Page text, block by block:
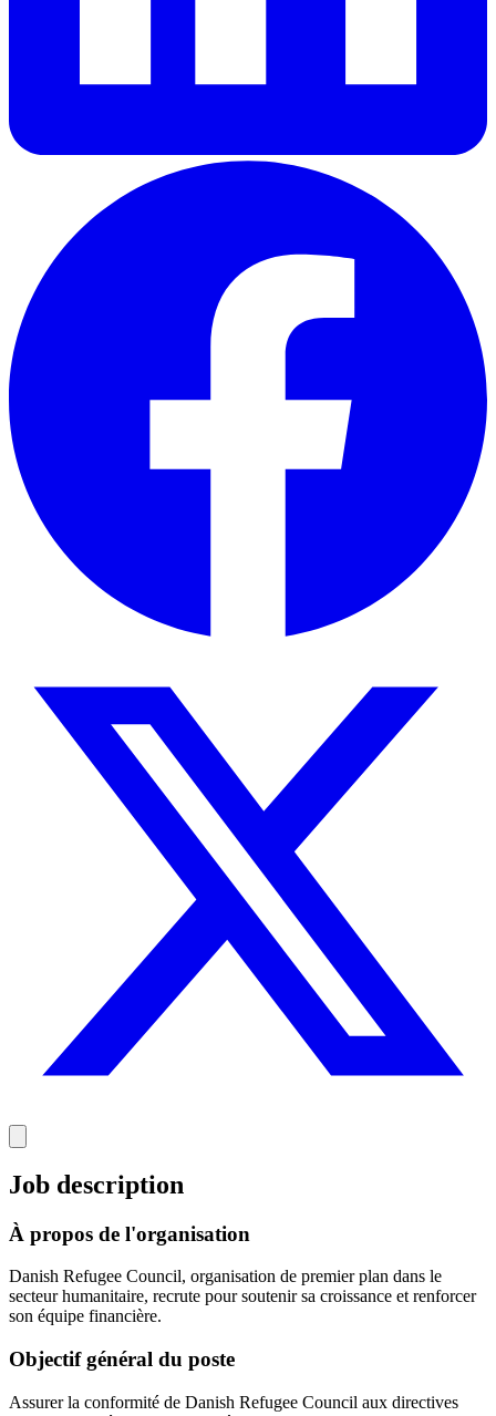
Job description
À propos de l'organisation
Danish Refugee Council, organisation de premier plan dans le
secteur humanitaire, recrute pour soutenir sa croissance et renforcer
son équipe financière.
Objectif général du poste
Assurer la conformité de Danish Refugee Council aux directives